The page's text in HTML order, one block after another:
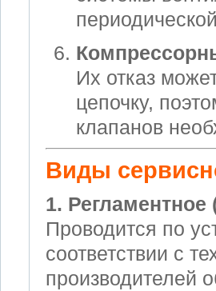
Их отказ
цепочку,
клапанов
Виды
1.
Проводится по
соответствии с
производителей